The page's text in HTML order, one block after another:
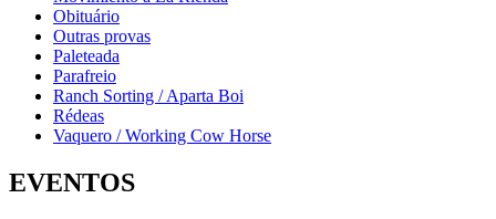
Obituário
Outras provas
Paleteada
Parafreio
Ranch Sorting / Aparta Boi
Rédeas
Vaquero / Working Cow Horse
EVENTOS